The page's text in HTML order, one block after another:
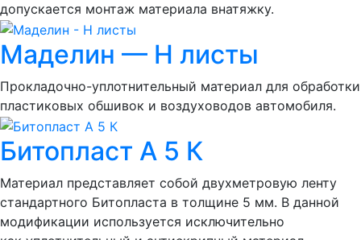
допускается монтаж материала внатяжку.
Маделин — Н листы
Прокладочно-уплотнительный материал для обработки
пластиковых обшивок и воздуховодов автомобиля.
Битопласт А 5 К
Материал представляет собой двухметровую ленту
стандартного Битопласта в толщине 5 мм. В данной
модификации используется исключительно